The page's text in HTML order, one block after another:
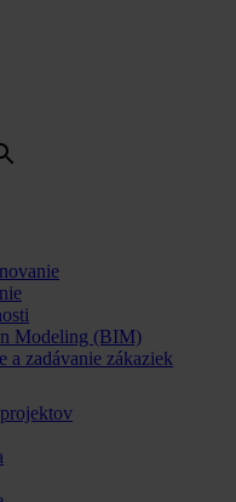
Modeling (BIM)
a zadávanie zákaziek